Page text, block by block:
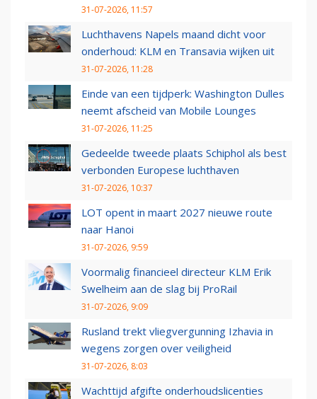
31-07-2026, 11:57
Luchthavens Napels maand dicht voor
onderhoud: KLM en Transavia wijken uit
31-07-2026, 11:28
Einde van een tijdperk: Washington Dulles
neemt afscheid van Mobile Lounges
31-07-2026, 11:25
Gedeelde tweede plaats Schiphol als best
verbonden Europese luchthaven
31-07-2026, 10:37
LOT opent in maart 2027 nieuwe route
naar Hanoi
31-07-2026, 9:59
Voormalig financieel directeur KLM Erik
Swelheim aan de slag bij ProRail
31-07-2026, 9:09
Rusland trekt vliegvergunning Izhavia in
wegens zorgen over veiligheid
31-07-2026, 8:03
Wachttijd afgifte onderhoudslicenties